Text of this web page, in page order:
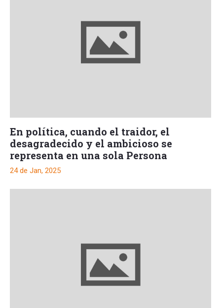
En política, cuando el traidor, el
desagradecido y el ambicioso se
representa en una sola Persona
24 de Jan, 2025